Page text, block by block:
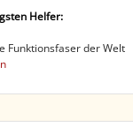
Helfer:
Funktionsfaser der Welt